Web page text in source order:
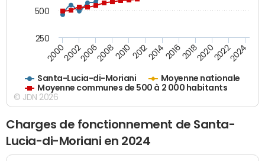
Santa-Lucia-di-Moriani
Moyenne nationale
Moyenne communes de 500 à 2 000 habitants
200020022006200820102012201420162018202020222024
250
500
© JDN 2026
Charges de fonctionnement de Santa-
Lucia-di-Moriani en 2024